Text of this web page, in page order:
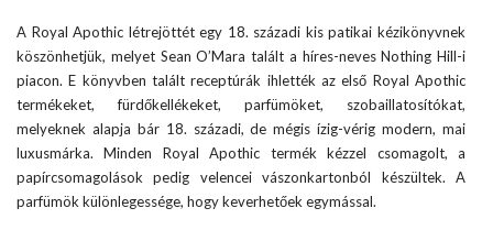
A Royal Apothic létrejöttét egy 18. századi kis patikai kézikönyvnek
köszönhetjük, melyet Sean O’Mara talált a híres-neves Nothing Hill-i
piacon. E könyvben talált receptúrák ihlették az első Royal Apothic
termékeket, fürdőkellékeket, parfümöket, szobaillatosítókat,
melyeknek alapja bár 18. századi, de mégis ízig-vérig modern, mai
luxusmárka. Minden Royal Apothic termék kézzel csomagolt, a
papírcsomagolások pedig velencei vászonkartonból készültek. A
parfümök különlegessége, hogy keverhetőek egymással.